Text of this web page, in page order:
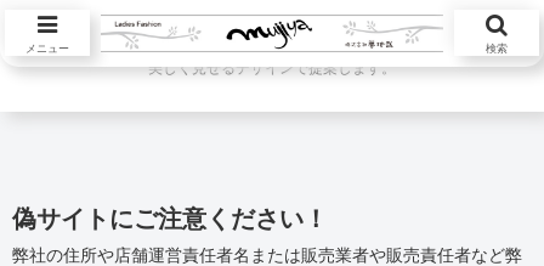
ハツラツと活躍する大人の女性が本当に欲しい服を自然素材中心に自然体を
美しく見せるデザインで提案します。
偽サイトにご注意ください！
弊社の住所や店舗運営責任者名または販売業者や販売責任者など弊
メニュー 検索